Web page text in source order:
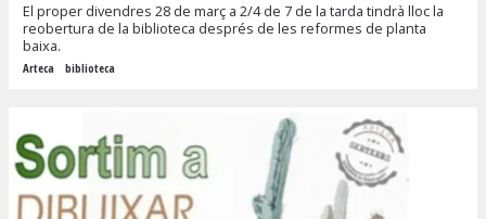
El proper divendres 28 de març a 2/4 de 7 de la tarda tindrà lloc la
reobertura de la biblioteca després de les reformes de planta
baixa.
Arteca biblioteca